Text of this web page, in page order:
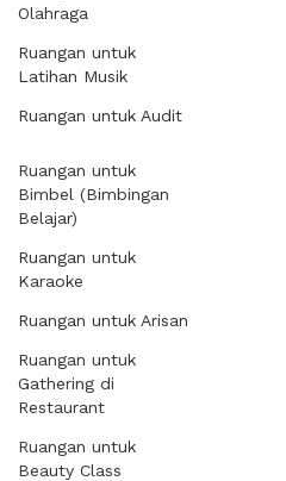
Olahraga
Ruangan untuk
Latihan Musik
Ruangan untuk Audit
Ruangan untuk
Bimbel (Bimbingan
Belajar)
Ruangan untuk
Karaoke
Ruangan untuk Arisan
Ruangan untuk
Gathering di
Restaurant
Ruangan untuk
Beauty Class